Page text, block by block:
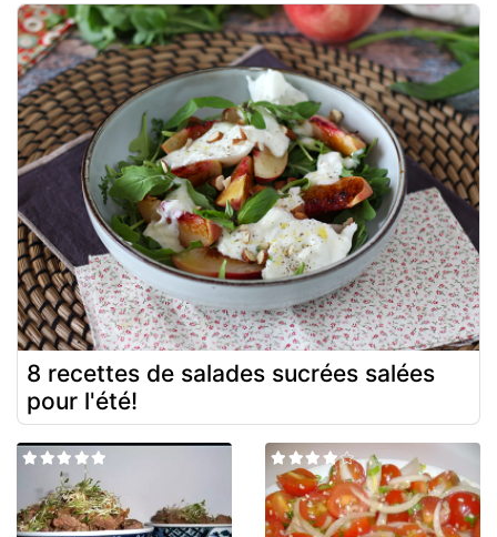
8 recettes de salades sucrées salées
pour l'été!